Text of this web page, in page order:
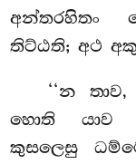
අන්තරහිතං
තිට්ඨති; අථ
‘‘න
හොති යාව
කුසලෙසු